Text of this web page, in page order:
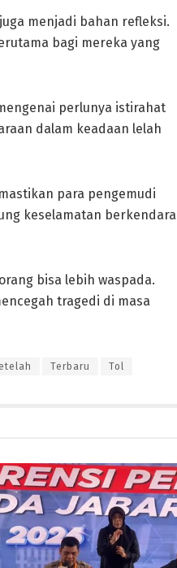
menjadi bahan refleksi.
bagi mereka yang
perlunya istirahat
dalam keadaan lelah
para pengemudi
keselamatan berkendara
bisa lebih waspada.
tragedi di masa
Terbaru Tol